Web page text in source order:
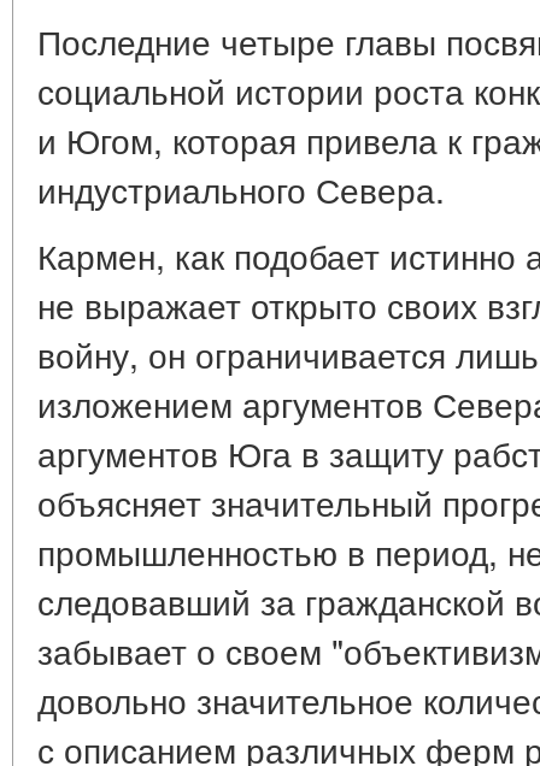
Последние четыре главы
социальной истории роста
и Югом, которая привела к
индустриального Севера.
Кармен, как подобает истинно
не выражает открыто своих
войну, он ограничивается
изложением аргументов
аргументов Юга в защиту
объясняет значительный
промышленностью в период,
следовавший за гражданской
забывает о своем
довольно значительное
с описанием различных ферм